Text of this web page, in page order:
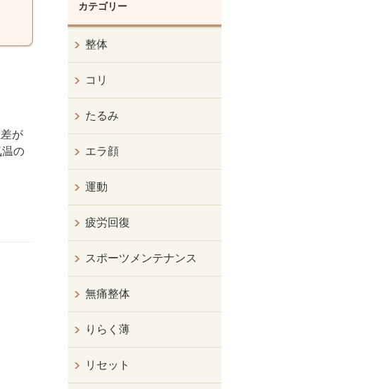
が
の
カテゴリー
整体
コリ
たるみ
エラ顔
運動
疲労回復
スポーツメンテナンス
無痛整体
りらく薄
リセット